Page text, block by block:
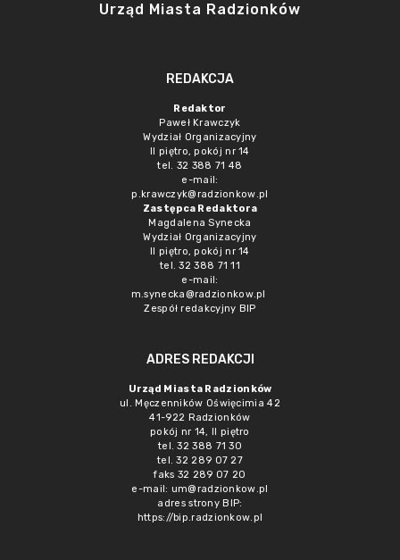
Urząd Miasta Radzionków
REDAKCJA
Redaktor
Paweł Krawczyk
Wydział Organizacyjny
II piętro, pokój nr 14
tel. 32 388 71 48
e-mail:
p.krawczyk@radzionkow.pl
Zastępca Redaktora
Magdalena Synecka
Wydział Organizacyjny
II piętro, pokój nr 14
tel. 32 388 71 11
e-mail:
m.synecka@radzionkow.pl
Zespół redakcyjny BIP
ADRES REDAKCJI
Urząd Miasta Radzionków
ul. Męczenników Oświęcimia 42
41-922 Radzionków
pokój nr 14, II piętro
tel. 32 388 71 30
tel. 32 289 07 27
faks 32 289 07 20
e-mail: um@radzionkow.pl
adres strony BIP:
https://bip.radzionkow.pl